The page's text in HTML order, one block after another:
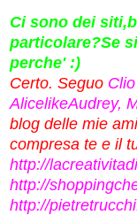
Ci sono dei
particolare?Se
perche' :)
Certo. Seguo C
AlicelikeAudrey,
blog delle mie
compresa te e il
http://
http://
http://